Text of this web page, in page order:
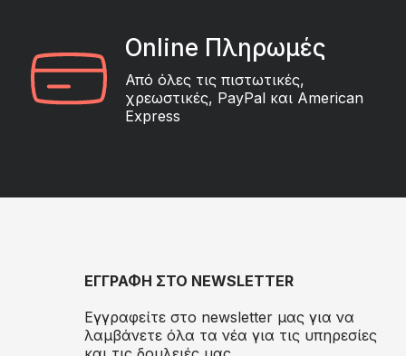
Online Πληρωμές
Από όλες τις πιστωτικές,
χρεωστικές, PayPal και American
Express
ΕΓΓΡΑΦΗ ΣΤΟ NEWSLETTER
Εγγραφείτε στο newsletter μας για να
λαμβάνετε όλα τα νέα για τις υπηρεσίες